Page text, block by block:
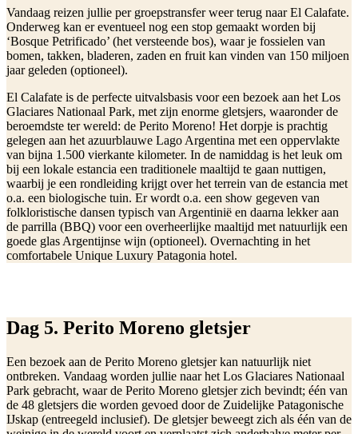
Vandaag reizen jullie per groepstransfer weer terug naar El Calafate.
Onderweg kan er eventueel nog een stop gemaakt worden bij
‘Bosque Petrificado’ (het versteende bos), waar je fossielen van
bomen, takken, bladeren, zaden en fruit kan vinden van 150 miljoen
jaar geleden (optioneel).
El Calafate is de perfecte uitvalsbasis voor een bezoek aan het Los
Glaciares Nationaal Park, met zijn enorme gletsjers, waaronder de
beroemdste ter wereld: de Perito Moreno! Het dorpje is prachtig
gelegen aan het azuurblauwe Lago Argentina met een oppervlakte
van bijna 1.500 vierkante kilometer. In de namiddag is het leuk om
bij een lokale estancia een traditionele maaltijd te gaan nuttigen,
waarbij je een rondleiding krijgt over het terrein van de estancia met
o.a. een biologische tuin. Er wordt o.a. een show gegeven van
folkloristische dansen typisch van Argentinië en daarna lekker aan
de parrilla (BBQ) voor een overheerlijke maaltijd met natuurlijk een
goede glas Argentijnse wijn (optioneel). Overnachting in het
comfortabele Unique Luxury Patagonia hotel.
Dag 5. Perito Moreno gletsjer
Een bezoek aan de Perito Moreno gletsjer kan natuurlijk niet
ontbreken. Vandaag worden jullie naar het Los Glaciares Nationaal
Park gebracht, waar de Perito Moreno gletsjer zich bevindt; één van
de 48 gletsjers die worden gevoed door de Zuidelijke Patagonische
IJskap (entreegeld inclusief). De gletsjer beweegt zich als één van de